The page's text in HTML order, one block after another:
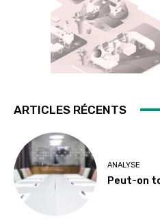
ARTICLES RÉCENTS
ANALYSE
Peut-on